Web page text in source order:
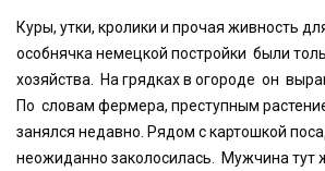
Куры, утки, кролики и прочая живность
особнячка немецкой постройки были
хозяйства. На грядках в огороде он
По словам фермера, преступным
занялся недавно. Рядом с картошкой
неожиданно заколосилась. Мужчина тут